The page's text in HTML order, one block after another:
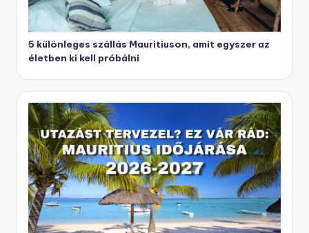
5 különleges szállás Mauritiuson, amit egyszer az
életben ki kell próbálni